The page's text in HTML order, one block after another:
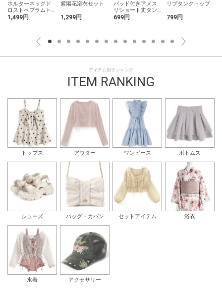
ホルターネックド
ロストペプラムト
ップス
1,499円
紫陽花浴衣セット
1,299円
パッド付きアメス
リショート丈タン
クトップ
699円
リブタンクトップ
799円
アイテム別ランキング
ITEM RANKING
トップス アウター ワンピース ボトムス
シューズ バッグ・カバン セットアイテム 浴衣
水着 アクセサリー